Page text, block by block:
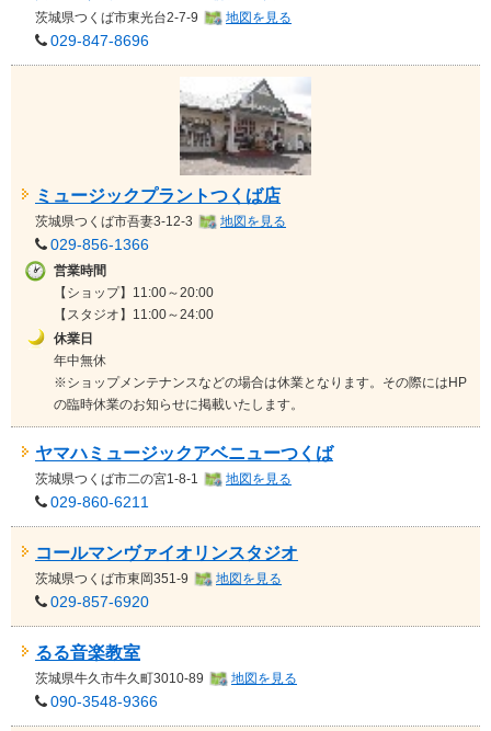
茨城県つくば市東光台2-7-9 地図を見る
029-847-8696
ミュージックプラントつくば店
茨城県つくば市吾妻3-12-3 地図を見る
029-856-1366
営業時間
【ショップ】11:00～20:00
【スタジオ】11:00～24:00
休業日
年中無休
※ショップメンテナンスなどの場合は休業となります。その際にはHP
の臨時休業のお知らせに掲載いたします。
ヤマハミュージックアベニューつくば
茨城県つくば市二の宮1-8-1 地図を見る
029-860-6211
コールマンヴァイオリンスタジオ
茨城県つくば市東岡351-9 地図を見る
029-857-6920
るる音楽教室
茨城県牛久市牛久町3010-89 地図を見る
090-3548-9366